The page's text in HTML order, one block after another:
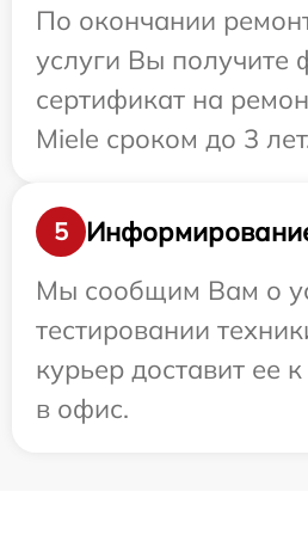
По окончании
услуги Вы получите
сертификат на
Miele сроком до 3
5
Мы сообщим Вам о
тестировании
курьер доставит ее
в офис.